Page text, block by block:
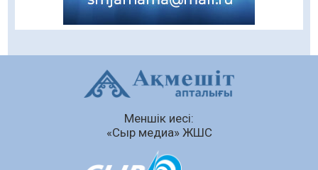
07.08.2026
Сыбайлас жемқорлық
Аумақтан тыс соттылық – сот төрелігінің
ашықтығы мен қолжетімділігін арттыру
Меншік иесі:
«Сыр медиа» ЖШС